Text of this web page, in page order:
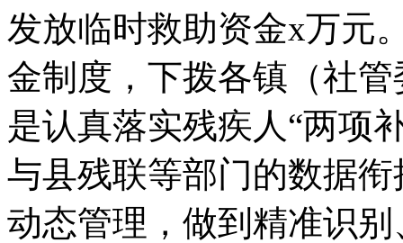
发放临时救助资金x万元
金制度，下拨各镇（社
是认真落实残疾人“两项
与县残联等部门的数据
动态管理，做到精准识